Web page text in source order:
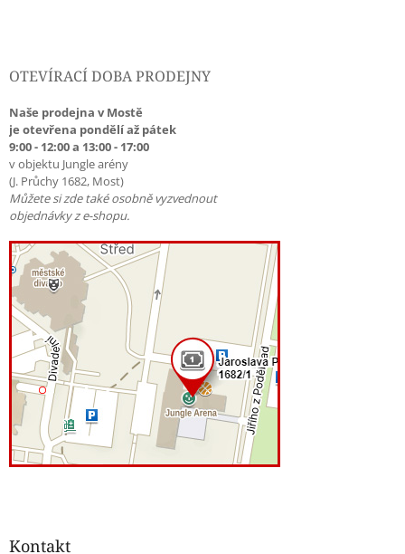
OTEVÍRACÍ DOBA PRODEJNY
Naše prodejna v Mostě
je otevřena pondělí až pátek
9:00 - 12:00 a 13:00 - 17:00
v objektu Jungle arény
(J. Průchy 1682, Most)
Můžete si zde také osobně vyzvednout
objednávky z e-shopu.
Kontakt